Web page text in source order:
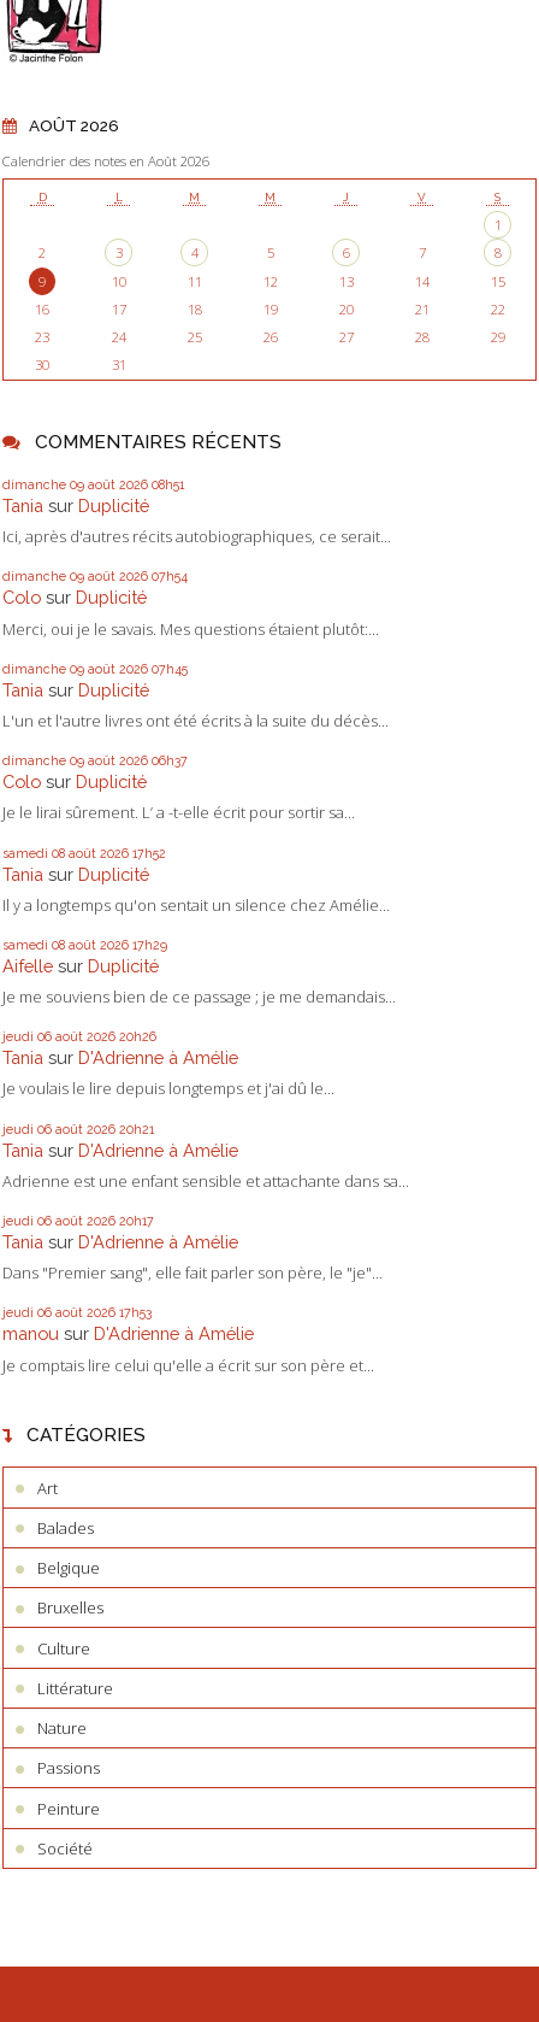
AOÛT 2026
Calendrier des notes en Août 2026
D L M M J V S
1
2
3 4 5 6 7
8
9
10 11 12 13 14
15
16
17 18 19 20 21
22
23
24 25 26 27 28
29
30
31
COMMENTAIRES RÉCENTS
dimanche 09 août 2026 08h51
Tania sur Duplicité
Ici, après d'autres récits autobiographiques, ce serait...
dimanche 09 août 2026 07h54
Colo sur Duplicité
Merci, oui je le savais. Mes questions étaient plutôt:...
dimanche 09 août 2026 07h45
Tania sur Duplicité
L'un et l'autre livres ont été écrits à la suite du décès...
dimanche 09 août 2026 06h37
Colo sur Duplicité
Je le lirai sûrement. L’ a -t-elle écrit pour sortir sa...
samedi 08 août 2026 17h52
Tania sur Duplicité
Il y a longtemps qu'on sentait un silence chez Amélie...
samedi 08 août 2026 17h29
Aifelle sur Duplicité
Je me souviens bien de ce passage ; je me demandais...
jeudi 06 août 2026 20h26
Tania sur D'Adrienne à Amélie
Je voulais le lire depuis longtemps et j'ai dû le...
jeudi 06 août 2026 20h21
Tania sur D'Adrienne à Amélie
Adrienne est une enfant sensible et attachante dans sa...
jeudi 06 août 2026 20h17
Tania sur D'Adrienne à Amélie
Dans "Premier sang", elle fait parler son père, le "je"...
jeudi 06 août 2026 17h53
manou sur D'Adrienne à Amélie
Je comptais lire celui qu'elle a écrit sur son père et...
CATÉGORIES
Art
Balades
Belgique
Bruxelles
Culture
Littérature
Nature
Passions
Peinture
Société